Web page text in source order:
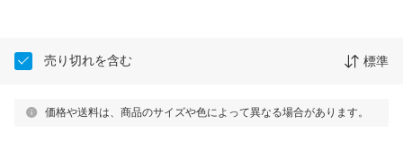
売り切れを含む 標準
価格や送料は、商品のサイズや色によって異なる場合があります。